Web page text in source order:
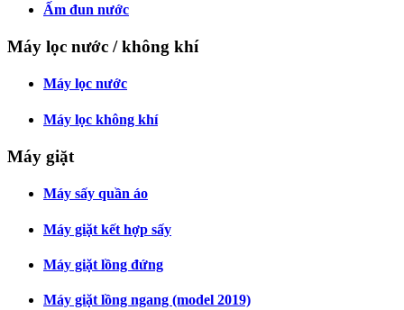
Ấm đun nước
Máy lọc nước / không khí
Máy lọc nước
Máy lọc không khí
Máy giặt
Máy sấy quần áo
Máy giặt kết hợp sấy
Máy giặt lồng đứng
Máy giặt lồng ngang (model 2019)